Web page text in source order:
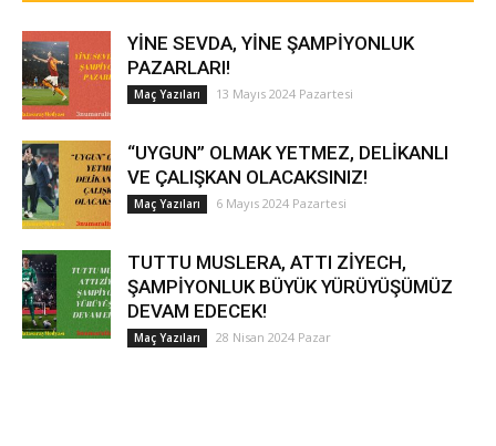
YİNE SEVDA, YİNE ŞAMPİYONLUK
PAZARLARI!
Maç Yazıları 13 Mayıs 2024 Pazartesi
“UYGUN” OLMAK YETMEZ, DELİKANLI
VE ÇALIŞKAN OLACAKSINIZ!
Maç Yazıları 6 Mayıs 2024 Pazartesi
TUTTU MUSLERA, ATTI ZİYECH,
ŞAMPİYONLUK BÜYÜK YÜRÜYÜŞÜMÜZ
DEVAM EDECEK!
Maç Yazıları 28 Nisan 2024 Pazar